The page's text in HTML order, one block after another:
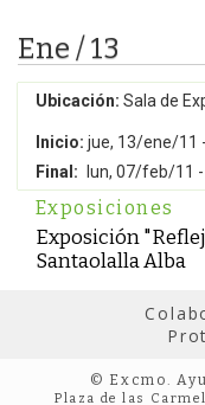
Ene / 13
Ubicación: Sala de
Inicio: jue, 13/ene/11
Final:
lun, 07/feb/11
Exposiciones
Exposición
Santaolalla Alba
© Excmo.
Plaza de las